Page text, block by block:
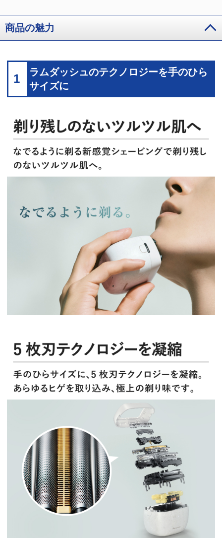
商品の魅力
1
ラムダッシュのテクノロジーを手のひら
サイズに